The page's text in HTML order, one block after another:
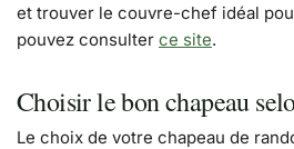
et trouver le couvre-chef idéal
pouvez consulter ce site.
Choisir le bon chapeau
Le choix de votre chapeau de